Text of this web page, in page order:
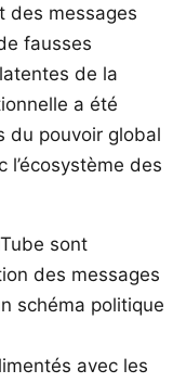
des messages
fausses
de la
a été
du pouvoir global
des
sont
des messages
schéma politique
avec les